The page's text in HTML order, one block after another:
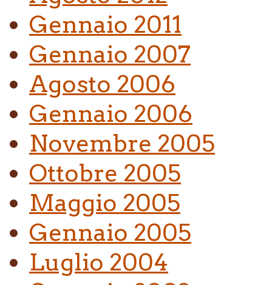
Gennaio 2011
Gennaio 2007
Agosto 2006
Gennaio 2006
Novembre 2005
Ottobre 2005
Maggio 2005
Gennaio 2005
Luglio 2004